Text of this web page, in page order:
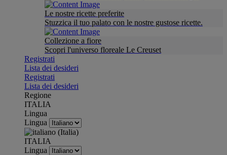
Le nostre ricette preferite
Stuzzica il tuo palato con le nostre gustose ricette.
Collezione a fiore
Scopri l'universo floreale Le Creuset
Registrati
Lista dei desideri
Registrati
Lista dei desideri
Regione
ITALIA
Lingua
Lingua
ITALIA
Lingua